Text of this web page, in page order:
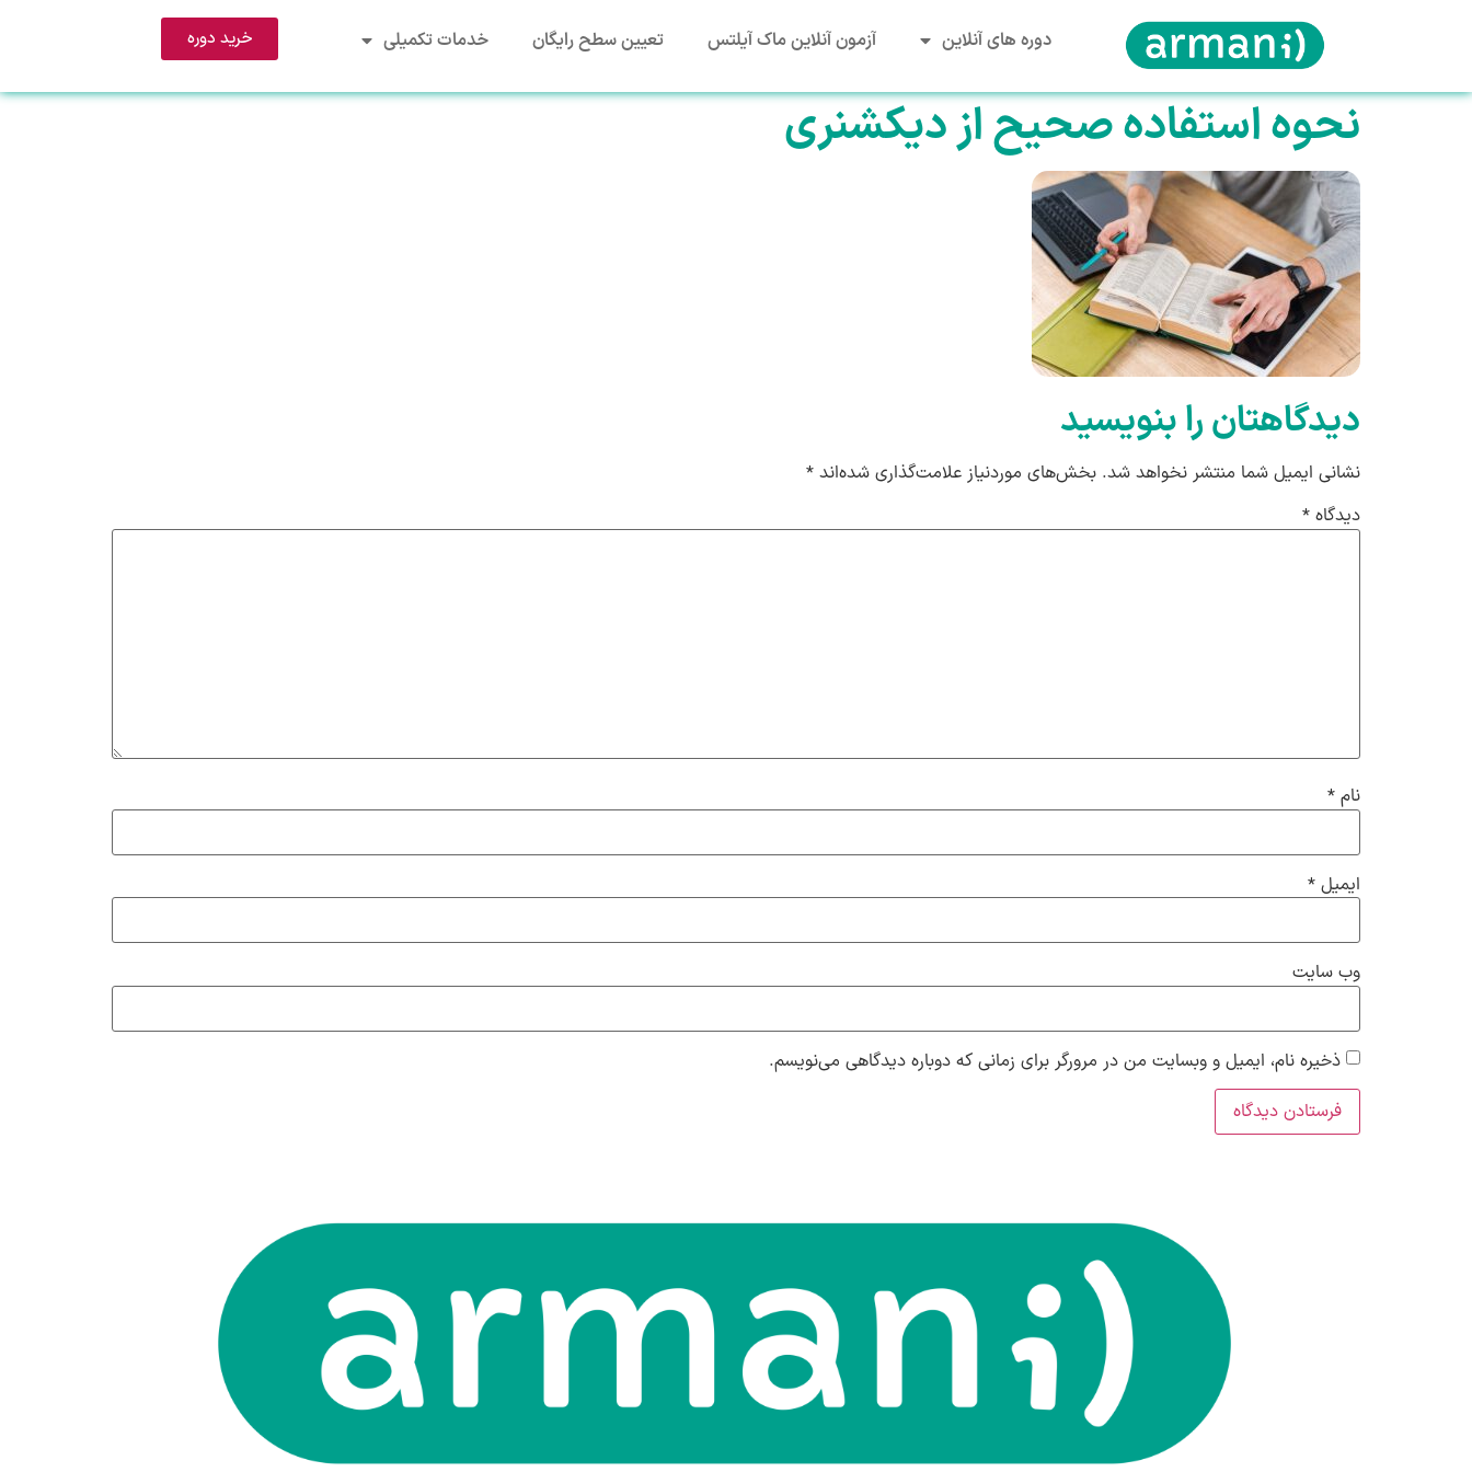
دوره های آنلاین آزمون آنلاین ماک آیلتس تعیین سطح رایگان خدمات تکمیلی خرید دوره
نحوه استفاده صحیح از دیکشنری
دیدگاهتان را بنویسید
نشانی ایمیل شما منتشر نخواهد شد. بخش‌های موردنیاز علامت‌گذاری شده‌اند *
دیدگاه *
نام *
ایمیل *
وب‌ سایت
ذخیره نام، ایمیل و وبسایت من در مرورگر برای زمانی که دوباره دیدگاهی می‌نویسم.